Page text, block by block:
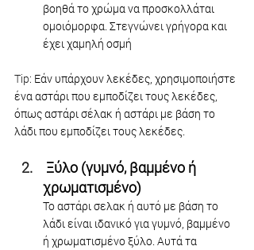
βοηθά το χρώμα να προσκολλάται
ομοιόμορφα. Στεγνώνει γρήγορα και
έχει χαμηλή οσμή
Tip: Εάν υπάρχουν λεκέδες, χρησιμοποιήστε
ένα αστάρι που εμποδίζει τους λεκέδες,
όπως αστάρι σέλακ ή αστάρι με βάση το
λάδι που εμποδίζει τους λεκέδες.
Ξύλο (γυμνό, βαμμένο ή
χρωματισμένο)
Το αστάρι σελακ ή αυτό με βάση το
λάδι είναι ιδανικό για γυμνό, βαμμένο
ή χρωματισμένο ξύλο. Αυτά τα